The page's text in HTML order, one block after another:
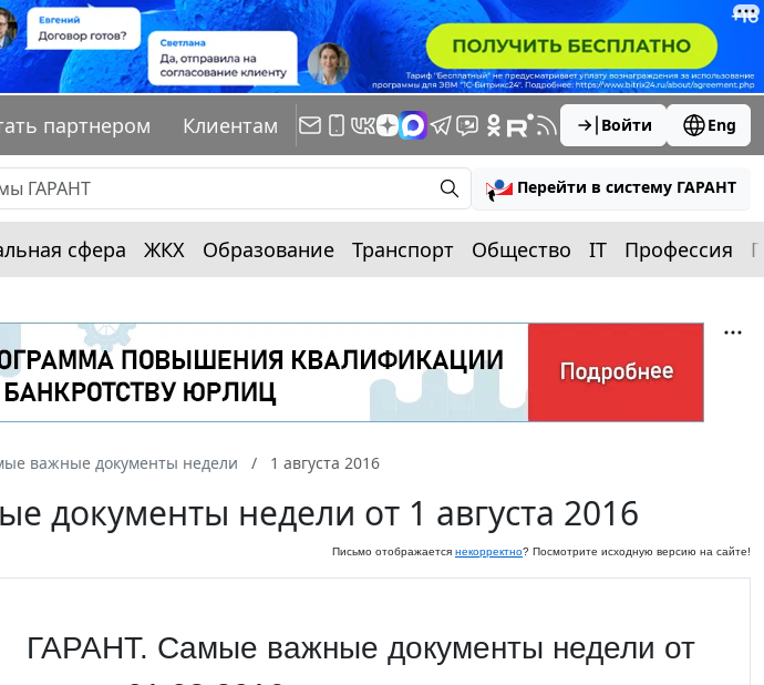
партнером Клиентам Войти Eng
Перейти в систему ГАРАНТ
сфера ЖКХ Образование Транспорт Общество IT Профессия
важные документы недели 1 августа 2016
документы недели от 1 августа 2016
Письмо отображается некорректно? Посмотрите исходную версию на сайте!
ГАРАНТ. Самые важные документы недели от